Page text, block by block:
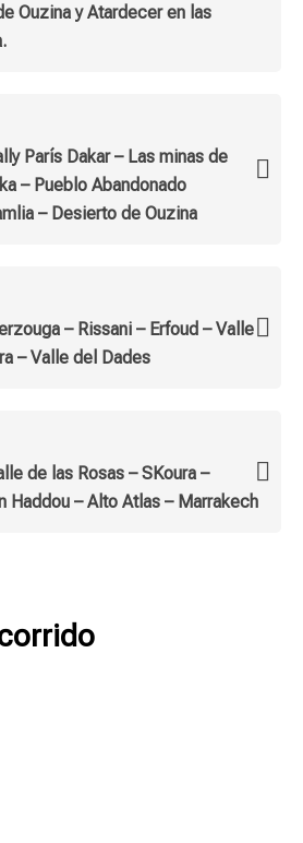
Ouzina y Atardecer en las
París Dakar – Las minas de
– Pueblo Abandonado
– Desierto de Ouzina
– Rissani – Erfoud – Valle
– Valle del Dades
de las Rosas – SKoura –
Haddou – Alto Atlas – Marrakech